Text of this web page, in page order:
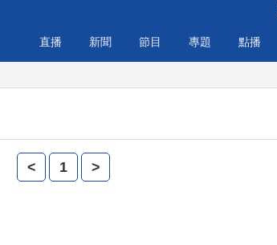
直播 新聞 節目 專題 點播
< 1 >